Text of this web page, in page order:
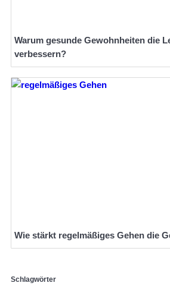
Warum gesunde Gewohnheiten die
verbessern?
Wie stärkt regelmäßiges Gehen die
Schlagwörter